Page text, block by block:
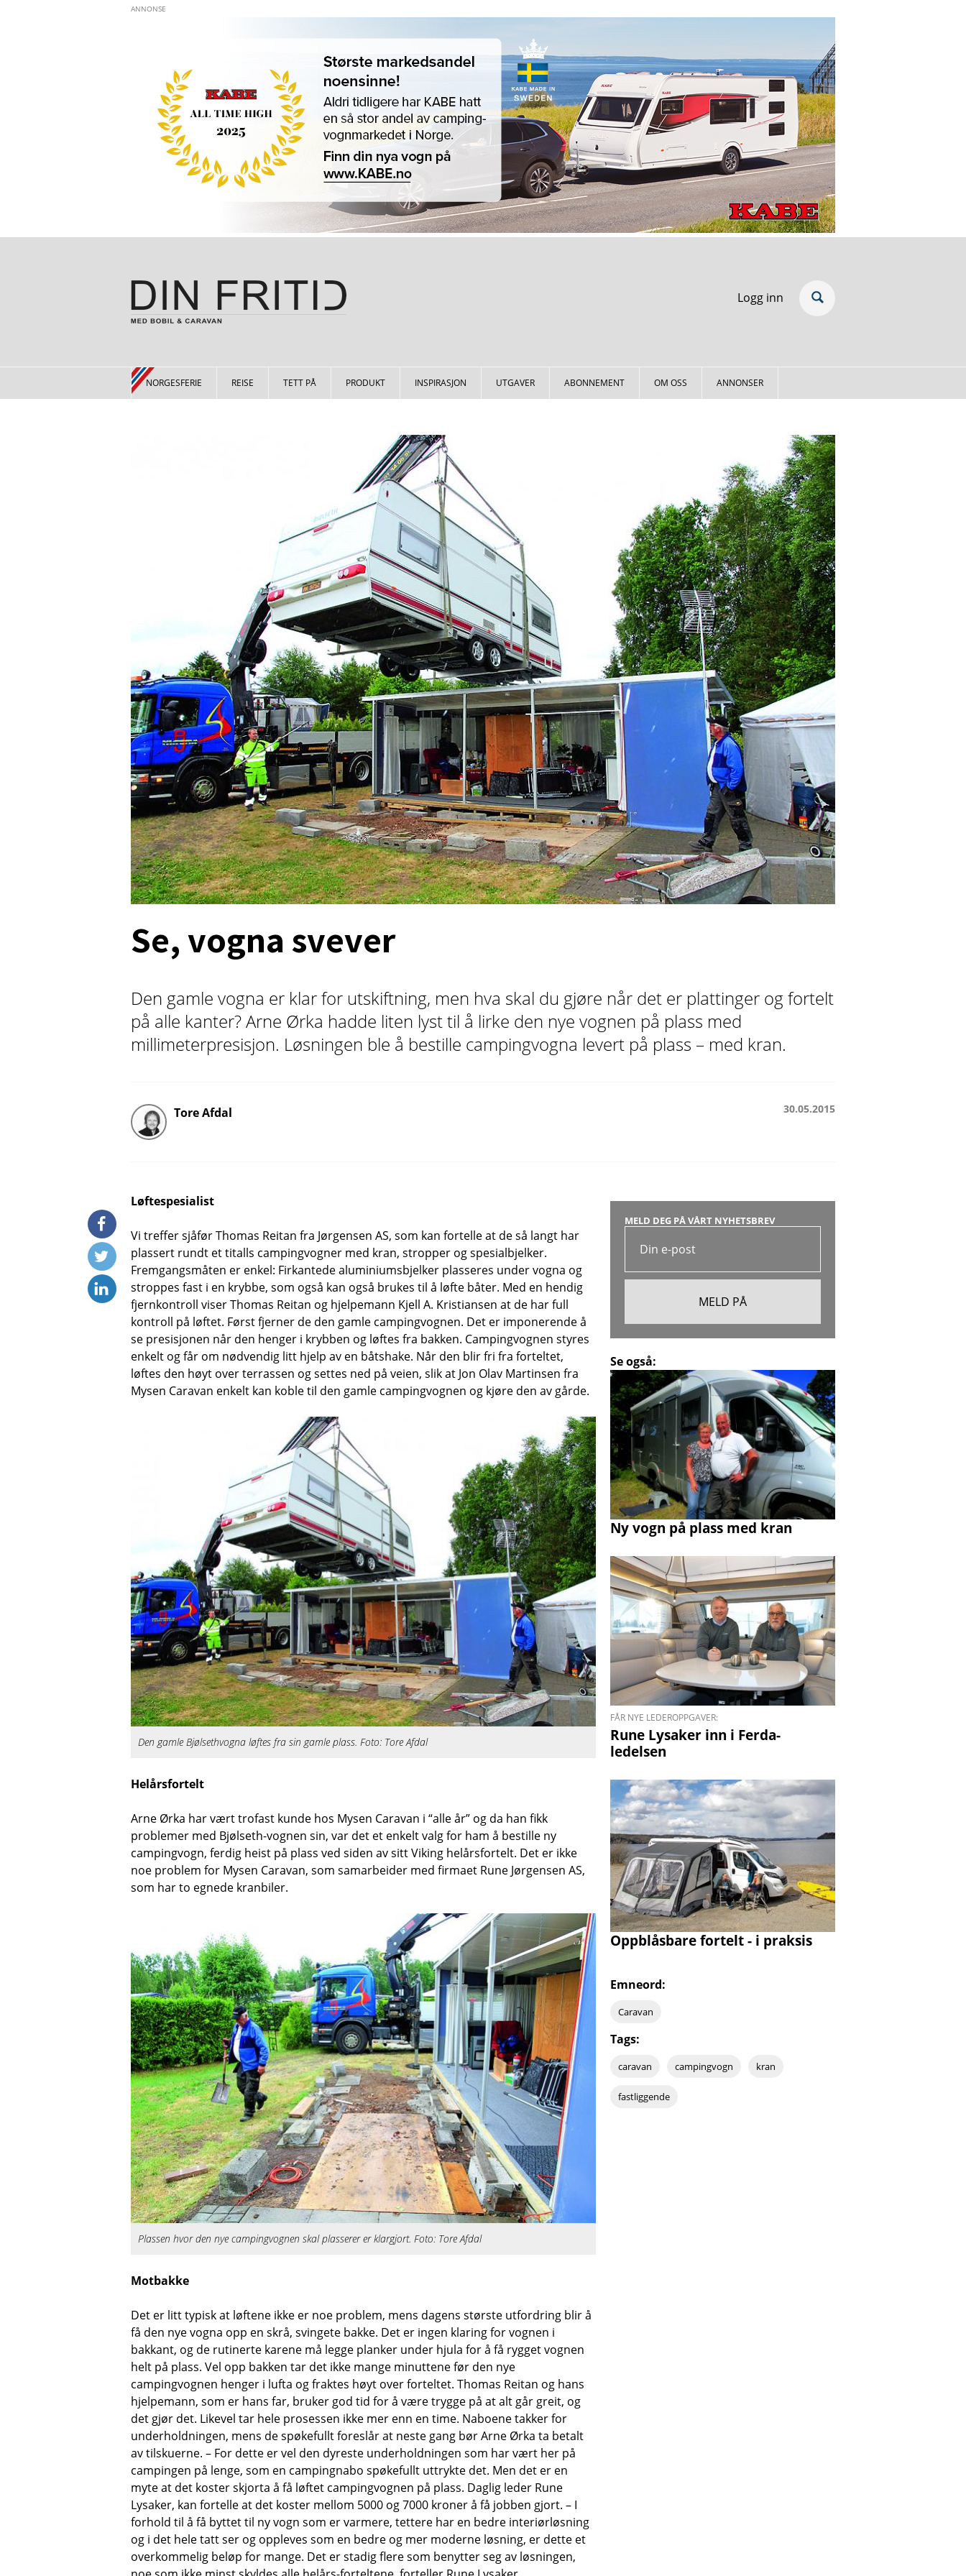
Logg inn
NORGESFERIE REISE TETT PÅ PRODUKT INSPIRASJON UTGAVER ABONNEMENT OM OSS ANNONSER
Se, vogna svever
Den gamle vogna er klar for utskiftning, men hva skal du gjøre når det er plattinger og fortelt
på alle kanter? Arne Ørka hadde liten lyst til å lirke den nye vognen på plass med
millimeterpresisjon. Løsningen ble å bestille campingvogna levert på plass – med kran.
Tore Afdal 30.05.2015
Løftespesialist
Vi treffer sjåfør Thomas Reitan fra Jørgensen AS, som kan fortelle at de så langt har
plassert rundt et titalls campingvogner med kran, stropper og spesialbjelker.
Fremgangsmåten er enkel: Firkantede aluminiumsbjelker plasseres under vogna og
stroppes fast i en krybbe, som også kan også brukes til å løfte båter. Med en hendig
fjernkontroll viser Thomas Reitan og hjelpemann Kjell A. Kristiansen at de har full
kontroll på løftet. Først fjerner de den gamle campingvognen. Det er imponerende å
se presisjonen når den henger i krybben og løftes fra bakken. Campingvognen styres
enkelt og får om nødvendig litt hjelp av en båtshake. Når den blir fri fra forteltet,
løftes den høyt over terrassen og settes ned på veien, slik at Jon Olav Martinsen fra
Mysen Caravan enkelt kan koble til den gamle campingvognen og kjøre den av gårde.
Den gamle Bjølsethvogna løftes fra sin gamle plass. Foto: Tore Afdal
Helårsfortelt
Arne Ørka har vært trofast kunde hos Mysen Caravan i “alle år” og da han fikk
problemer med Bjølseth-vognen sin, var det et enkelt valg for ham å bestille ny
campingvogn, ferdig heist på plass ved siden av sitt Viking helårsfortelt. Det er ikke
noe problem for Mysen Caravan, som samarbeider med firmaet Rune Jørgensen AS,
som har to egnede kranbiler.
Plassen hvor den nye campingvognen skal plasserer er klargjort. Foto: Tore Afdal
Motbakke
Det er litt typisk at løftene ikke er noe problem, mens dagens største utfordring blir å
få den nye vogna opp en skrå, svingete bakke. Det er ingen klaring for vognen i
bakkant, og de rutinerte karene må legge planker under hjula for å få rygget vognen
helt på plass. Vel opp bakken tar det ikke mange minuttene før den nye
campingvognen henger i lufta og fraktes høyt over forteltet. Thomas Reitan og hans
hjelpemann, som er hans far, bruker god tid for å være trygge på at alt går greit, og
det gjør det. Likevel tar hele prosessen ikke mer enn en time. Naboene takker for
underholdningen, mens de spøkefullt foreslår at neste gang bør Arne Ørka ta betalt
av tilskuerne. – For dette er vel den dyreste underholdningen som har vært her på
campingen på lenge, som en campingnabo spøkefullt uttrykte det. Men det er en
myte at det koster skjorta å få løftet campingvognen på plass. Daglig leder Rune
Lysaker, kan fortelle at det koster mellom 5000 og 7000 kroner å få jobben gjort. – I
forhold til å få byttet til ny vogn som er varmere, tettere har en bedre interiørløsning
og i det hele tatt ser og oppleves som en bedre og mer moderne løsning, er dette et
overkommelig beløp for mange. Det er stadig flere som benytter seg av løsningen,
MELD DEG PÅ VÅRT NYHETSBREV
Se også:
Ny vogn på plass med kran
FÅR NYE LEDEROPPGAVER:
Rune Lysaker inn i Ferda-
ledelsen
Oppblåsbare fortelt - i praksis
Emneord:
Caravan
Tags:
caravan campingvogn kran
fastliggende